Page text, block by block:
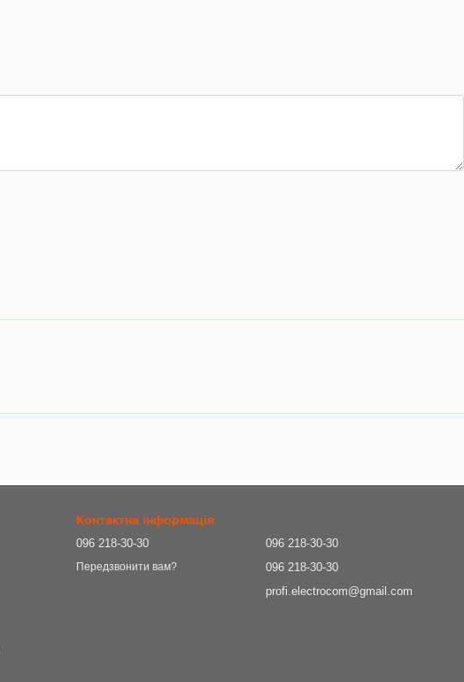
Контактна інформація
096 218-30-30
Передзвонити вам?
096 218-30-30
096 218-30-30
profi.electrocom@gmail.com